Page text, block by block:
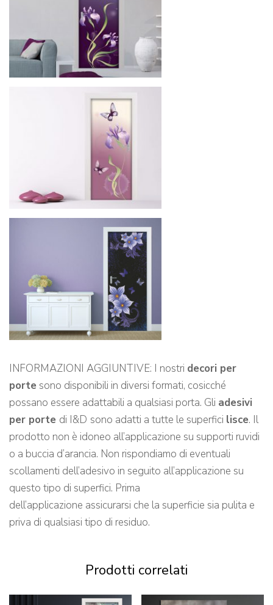
INFORMAZIONI AGGIUNTIVE: I nostri decori per
porte sono disponibili in diversi formati, cosicché
possano essere adattabili a qualsiasi porta. Gli adesivi
per porte di I&D sono adatti a tutte le superfici lisce. Il
prodotto non è idoneo all’applicazione su supporti ruvidi
o a buccia d’arancia. Non rispondiamo di eventuali
scollamenti dell’adesivo in seguito all’applicazione su
questo tipo di superfici. Prima
dell’applicazione assicurarsi che la superficie sia pulita e
priva di qualsiasi tipo di residuo.
Prodotti correlati